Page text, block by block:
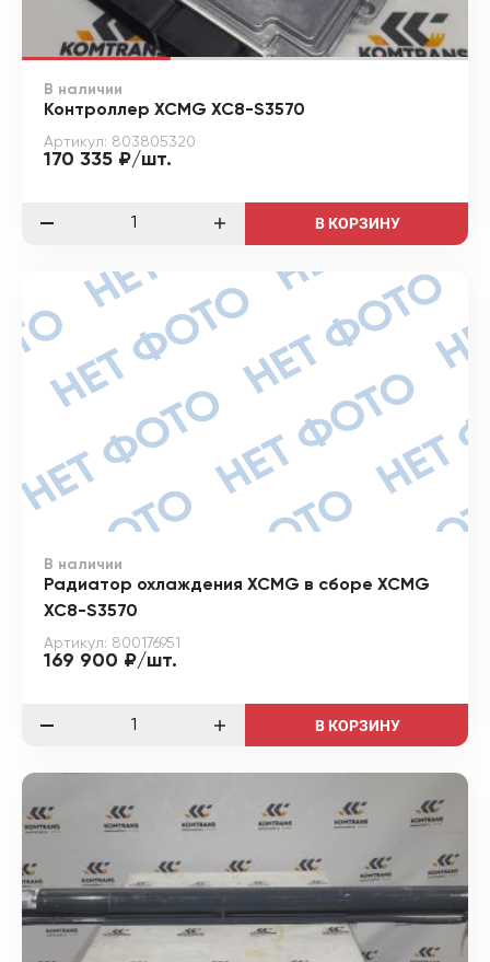
В наличии
Контроллер XCMG XC8-S3570
Артикул: 803805320
170 335 ₽/шт.
В КОРЗИНУ
В наличии
Радиатор охлаждения XCMG в сборе XCMG
XC8-S3570
Артикул: 800176951
169 900 ₽/шт.
В КОРЗИНУ